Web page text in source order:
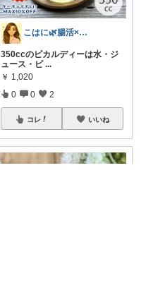
こはに🌿腸活×美容×暮らし
350ccのピカルディーは水・ジ
ュース・ビ ...
￥ 1,020
0 0 2
コレ いいね